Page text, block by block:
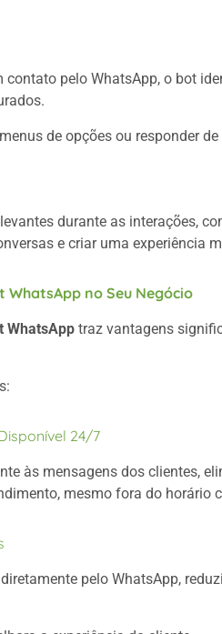
contato pelo WhatsApp, o bot
de opções ou responder
durante as interações,
e criar uma experiência
WhatsApp no Seu Negócio
WhatsApp traz vantagens
24/7
às mensagens dos clientes,
mesmo fora do horário
pelo WhatsApp,